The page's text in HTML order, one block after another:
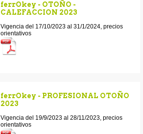
ferrOkey - OTOÑO -
CALEFACCION 2023
Vigencia del 17/10/2023 al 31/1/2024, precios
orientativos
ferrOkey - PROFESIONAL OTOÑO
2023
Vigencia del 19/9/2023 al 28/11/2023, precios
orientativos